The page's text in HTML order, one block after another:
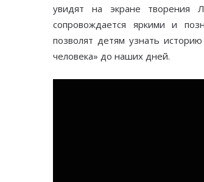
увидят на экране творения
сопровождается яркими и
позволят детям узнать
человека» до наших дней.